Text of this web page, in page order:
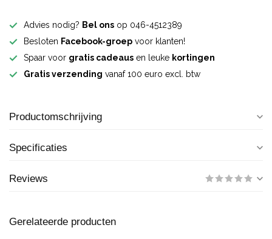
Advies nodig? Bel ons op 046-4512389
Besloten Facebook-groep voor klanten!
Spaar voor gratis cadeaus en leuke kortingen
Gratis verzending vanaf 100 euro excl. btw
Productomschrijving
Specificaties
Reviews
Gerelateerde producten